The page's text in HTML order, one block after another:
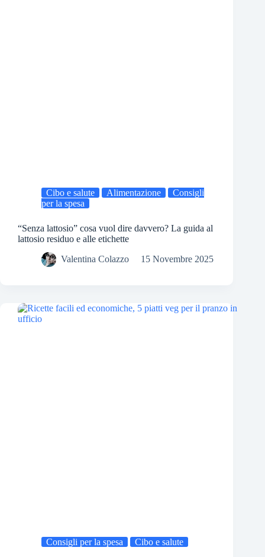
Cibo e salute Alimentazione
Consigli
per la spesa
“Senza lattosio” cosa vuol dire davvero? La guida al
lattosio residuo e alle etichette
Valentina Colazzo 15 Novembre 2025
Consigli per la spesa Cibo e salute